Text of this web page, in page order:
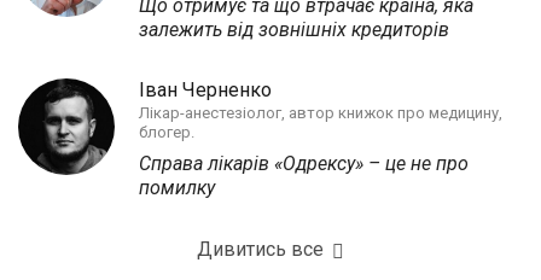
Що отримує та що втрачає країна, яка
залежить від зовнішніх кредиторів
Іван Черненко
Лікар-анестезіолог, автор книжок про медицину,
блогер.
Справа лікарів «Одрексу» – це не про
помилку
Дивитись все